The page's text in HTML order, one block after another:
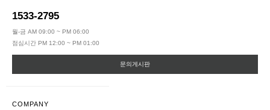
1533-2795
월-금 AM 09:00 ~ PM 06:00
점심시간 PM 12:00 ~ PM 01:00
문의게시판
COMPANY